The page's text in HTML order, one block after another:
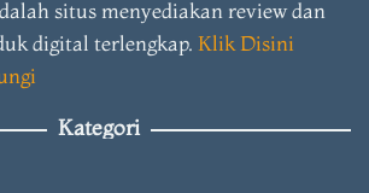
situs menyediakan review dan
digital terlengkap. Klik Disini
Kategori